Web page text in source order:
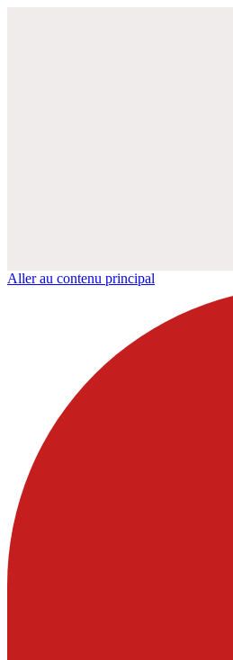
Aller au contenu principal